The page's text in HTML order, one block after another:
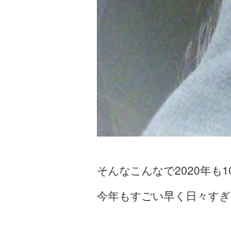
そんなこんなで2020年も
今年もすごい早く日々す